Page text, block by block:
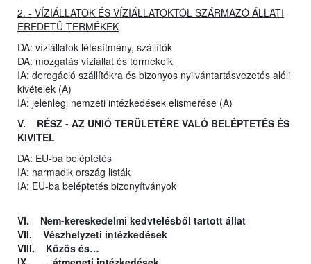
2. - VÍZIÁLLATOK ÉS VÍZIÁLLATOKTÓL SZÁRMAZÓ ÁLLATI
EREDETŰ TERMÉKEK
DA: víziállatok létesítmény, szállítók
DA: mozgatás víziállat és termékeik
IA: derogáció szállítókra és bizonyos nyilvántartásvezetés alóli
kivételek (A)
IA: jelenlegi nemzeti intézkedések elismerése (A)
V. RÉSZ - AZ UNIÓ TERÜLETÉRE VALÓ BELÉPTETÉS ÉS
KIVITEL
DA: EU-ba beléptetés
IA: harmadik ország listák
IA: EU-ba beléptetés bizonyítványok
VI. Nem-kereskedelmi kedvtelésből tartott állat
VII. Vészhelyzeti intézkedések
VIII. Közös és…